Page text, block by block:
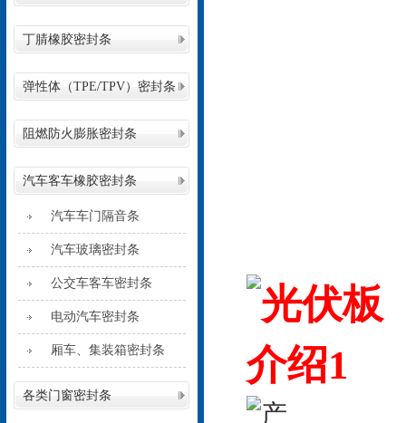
丁腈橡胶密封条
弹性体（TPE/TPV）密封条
阻燃防火膨胀密封条
汽车客车橡胶密封条
汽车车门隔音条
汽车玻璃密封条
公交车客车密封条
电动汽车密封条
厢车、集装箱密封条
各类门窗密封条